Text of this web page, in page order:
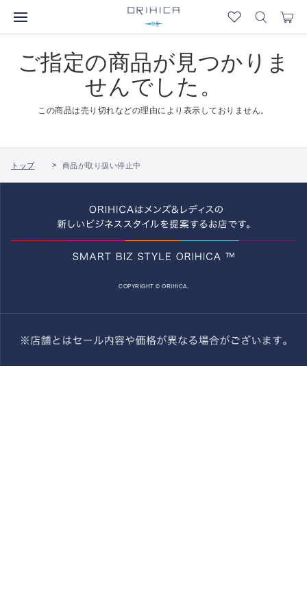
ご指定の商品が見つかりま
せんでした。
この商品は売り切れなどの理由により表示しておりません。
トップ 商品が取り扱い停止中
COPYRIGHT © ORIHICA.